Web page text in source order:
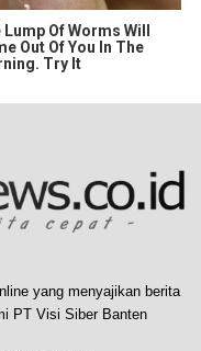
Lump Of Worms Will
Out Of You In The
Try It
yang menyajikan berita
PT Visi Siber Banten